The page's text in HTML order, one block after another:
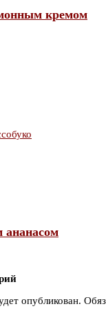
кремом
ананасом
опубликован.